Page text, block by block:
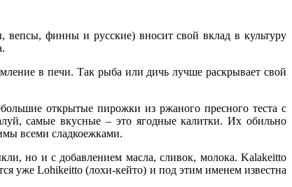
вепсы, финны и русские) вносит свой вклад в культуру
в печи. Так рыба или дичь лучше раскрывает свой
открытые пирожки из ржаного пресного теста с
самые вкусные – это ягодные калитки. Их обильно
всеми сладкоежками.
но и с добавлением масла, сливок, молока. Kalakeitto
уже Lohikeitto (лохи-кейто) и под этим именем известна